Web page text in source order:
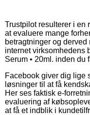
Trustpilot resulterer i
at evaluere mange
betragtninger og
internet virksomhedens
Serum • 20ml. inden
Facebook giver dig
løsninger til at få
Her ses faktisk e-
evaluering af
at få et indblik i